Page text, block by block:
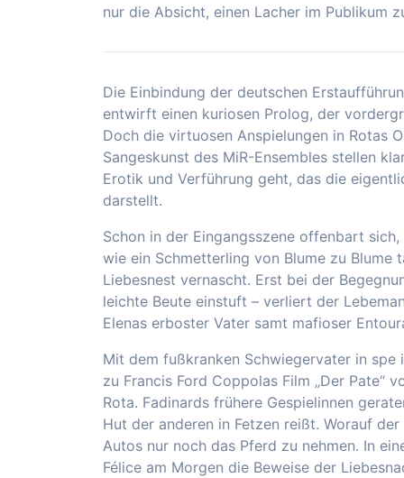
nur die Absicht, einen Lacher im Publikum
Die Einbindung der deutschen
entwirft einen kuriosen Prolog, der
Doch die virtuosen Anspielungen in Rotas
Sangeskunst des MiR-Ensembles stellen
Erotik und Verführung geht, das die
darstellt.
Schon in der Eingangsszene offenbart
wie ein Schmetterling von Blume zu
Liebesnest vernascht. Erst bei der
leichte Beute einstuft – verliert der
Elenas erboster Vater samt mafioser
Mit dem fußkranken Schwiegervater in spe
zu Francis Ford Coppolas Film „Der Pate“
Rota. Fadinards frühere Gespielinnen
Hut der anderen in Fetzen reißt. Worauf
Autos nur noch das Pferd zu nehmen. In
Félice am Morgen die Beweise der